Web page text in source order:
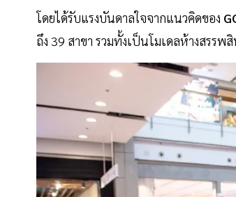
โดยได้รับแรงบันดาลใจจากแนวคิดของ
ถึง 39 สาขา รวมทั้งเป็นโมเดลห้างสรร